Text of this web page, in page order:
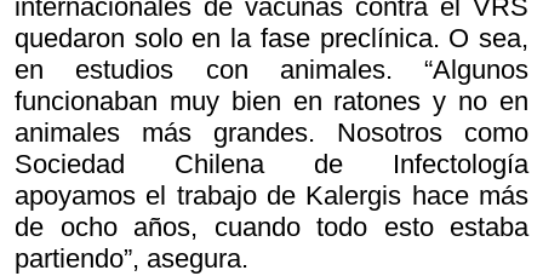
internacionales de vacunas contra el VRS
quedaron solo en la fase preclínica. O sea,
en estudios con animales. “Algunos
funcionaban muy bien en ratones y no en
animales más grandes. Nosotros como
Sociedad Chilena de Infectología
apoyamos el trabajo de Kalergis hace más
de ocho años, cuando todo esto estaba
partiendo”, asegura.